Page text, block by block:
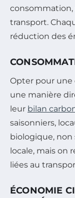
consommation,
transport.
réduction des
Opter pour une
une manière
leur bilan
saisonniers,
biologique,
locale, mais on
liées au
ÉCONOMIE